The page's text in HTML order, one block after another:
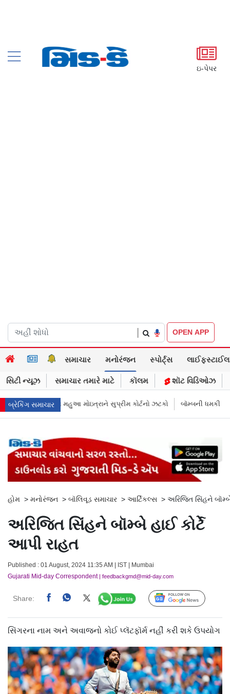
ઇ-પેપર
OPEN APP
સમાચાર મનોરંજન સ્પોર્ટ્સ લાઈફસ્ટાઈલ
સિટી ન્યૂઝ સમાચાર તમારે માટે કૉલમ શૉટ વિડિઓઝ
બ્રેકિંગ સમાચાર
ઝટકો બૉમ્બની ધમકી બાદ મુંબઈમાં હાઈ ઍલર્ટ: શહેરની સુરક્ષા
હોમ > મનોરંજન > બૉલિવૂડ સમાચાર > આર્ટિકલ્સ > અરિજિત સિંહને
અરિજિત સિંહને બૉમ્બે હાઈ કોર્ટે
આપી રાહત
Published : 01 August, 2024 11:35 AM | IST | Mumbai
Gujarati Mid-day Correspondent| feedbackgmd@mid-day.com
Share: Follow Us
સિંગરના નામ અને અવાજનો કોઈ પ્લૅટફૉર્મ નહીં કરી શકે ઉપયોગ